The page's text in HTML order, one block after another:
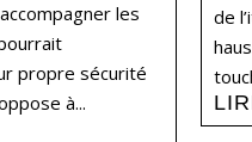
les
propre sécurité
à...
de